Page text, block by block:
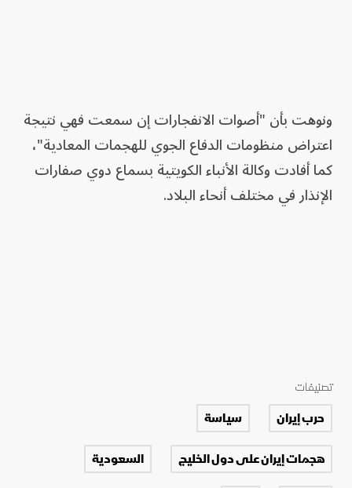
ونوهت بأن "أصوات الانفجارات إن سمعت فهي نتيجة
اعتراض منظومات الدفاع الجوي للهجمات المعادية"،
كما أفادت وكالة الأنباء الكويتية بسماع دوي صفارات
الإنذار في مختلف أنحاء البلاد.
تصنيفات
حرب إيران
سياسة
هجمات إيران على دول الخليج
السعودية